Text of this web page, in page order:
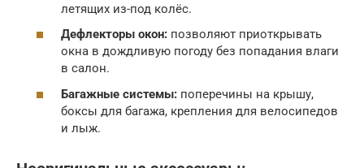
летящих из-под колёс.
Дефлекторы окон: позволяют приоткрывать
окна в дождливую погоду без попадания влаги
в салон.
Багажные системы: поперечины на крышу,
боксы для багажа, крепления для велосипедов
и лыж.